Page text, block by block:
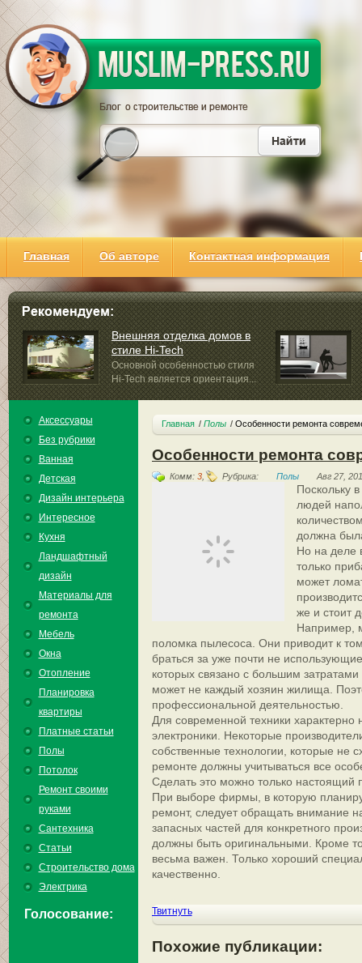
Главная Об авторе Контактная информация
Внешняя отделка домов в
стиле Hi-Tech
Основной особенностью стиля
Hi-Tech является ориентация...
квартире с
Аксессуары
Без рубрики
Ванная
Детская
Дизайн интерьера
Интересное
Кухня
Ландшафтный
дизайн
Материалы для
ремонта
Мебель
Окна
Отопление
Планировка
квартиры
Платные статьи
Полы
Потолок
Ремонт своими
руками
Сантехника
Статьи
Строительство дома
Электрика
Голосование:
Главная Полы Особенности ремонта
Особенности ремонта
Комм: 3, Рубрика: Полы Авг 27,
Поскольку
людей
должна
Но на деле
только
может
же и стоит
Например,
поломка пылесоса. Они приводит к
браться за уже почти не
которых связано с большим
может не каждый хозяин жилища.
профессиональной деятельностью.
Для современной техники характерно
электроники. Некоторые
собственные технологии, которые не
ремонте должны учитываться все
Сделать это можно только настоящий
При выборе фирмы, в которую
ремонт, следует обращать внимание
запасных частей для конкретного
должны быть оригинальными. Кроме
весьма важен. Только хороший
качественно.
Твитнуть
Похожие публикации: